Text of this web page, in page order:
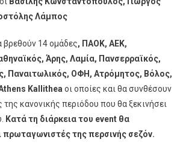
Λάμπος
βρεθούν 14 ομάδες, ΠΑΟΚ, ΑΕΚ,
Άρης, Λαμία, Πανσερραϊκός,
Παναιτωλικός, ΟΦΗ, Ατρόμητος, Βόλος,
Kallithea οι οποίες και θα συνθέσουν
της κανονικής περιόδου που θα ξεκινήσει
Κατά τη διάρκεια του eventθα
πρωταγωνιστές της περσινής σεζόν.